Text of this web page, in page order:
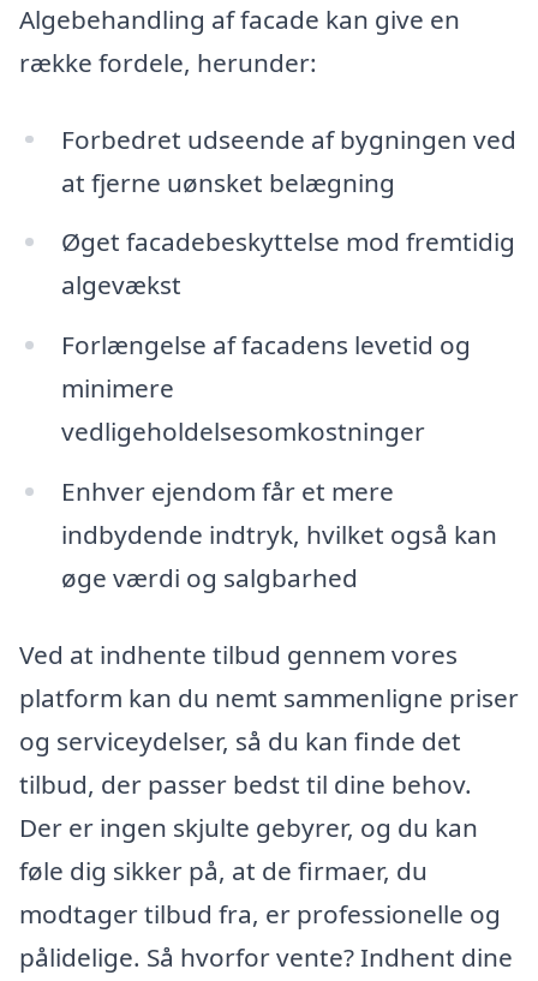
Algebehandling af facade kan give en
række fordele, herunder:
Forbedret udseende af bygningen ved
at fjerne uønsket belægning
Øget facadebeskyttelse mod fremtidig
algevækst
Forlængelse af facadens levetid og
minimere
vedligeholdelsesomkostninger
Enhver ejendom får et mere
indbydende indtryk, hvilket også kan
øge værdi og salgbarhed
Ved at indhente tilbud gennem vores
platform kan du nemt sammenligne priser
og serviceydelser, så du kan finde det
tilbud, der passer bedst til dine behov.
Der er ingen skjulte gebyrer, og du kan
føle dig sikker på, at de firmaer, du
modtager tilbud fra, er professionelle og
pålidelige. Så hvorfor vente? Indhent dine